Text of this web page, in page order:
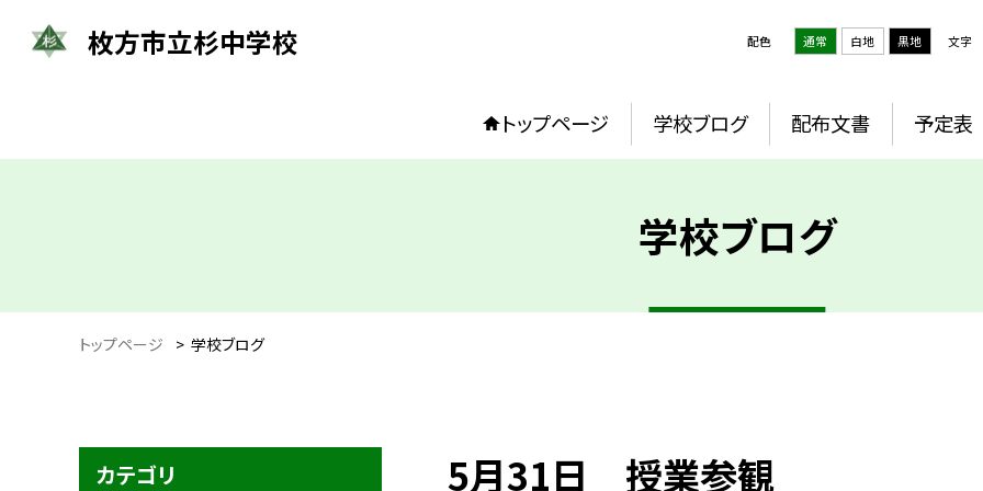
枚方市立杉中学校 配色 通常 白地 黒地 文字
トップページ 学校ブログ 配布文書 予定表
学校ブログ
トップページ > 学校ブログ
5月31日 授業参観
カテゴリ